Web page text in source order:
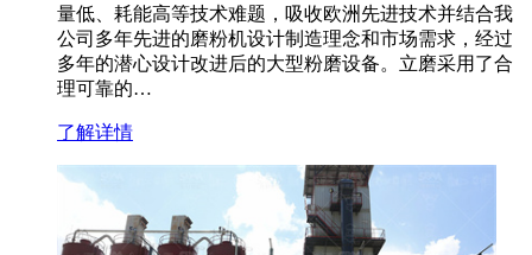
量低、耗能高等技术难题，吸收欧洲先进技术并结合我
公司多年先进的磨粉机设计制造理念和市场需求，经过
多年的潜心设计改进后的大型粉磨设备。立磨采用了合
理可靠的…
了解详情